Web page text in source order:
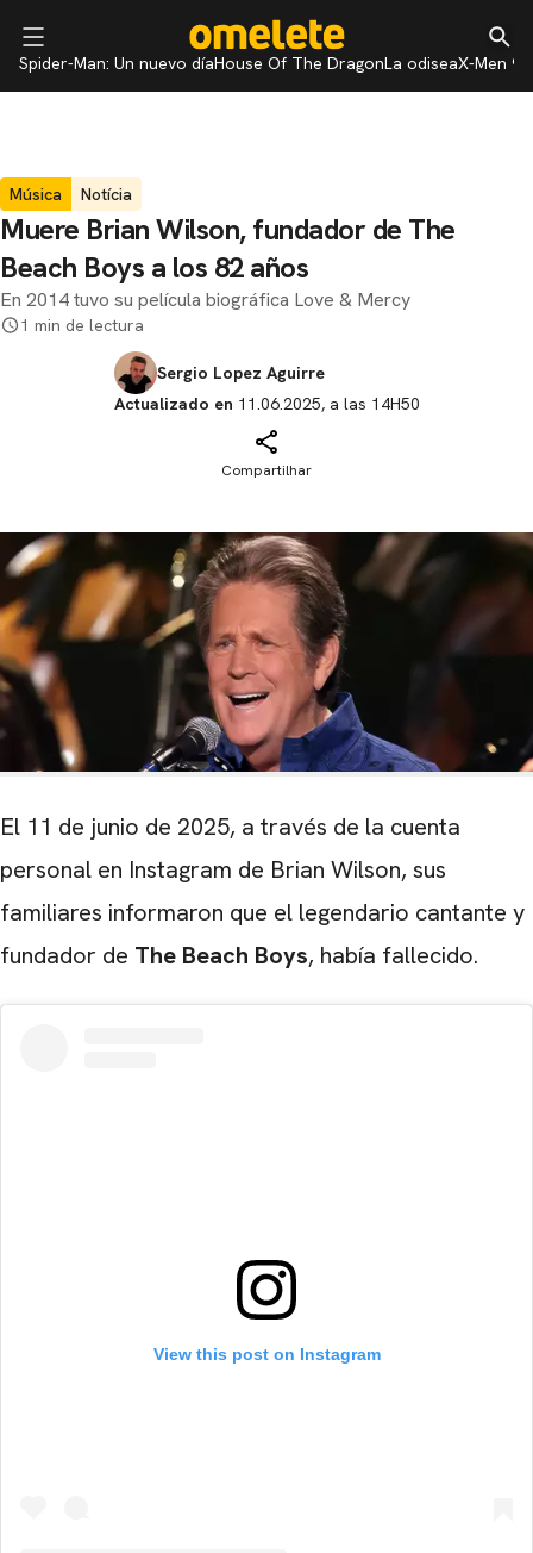
Spider-Man: Un nuevo díaHouse Of The DragonLa odiseaX-Men 97
Música Notícia
Muere Brian Wilson, fundador de The
Beach Boys a los 82 años
En 2014 tuvo su película biográfica Love & Mercy
1 min de lectura
Sergio Lopez Aguirre
Actualizado en 11.06.2025, a las 14H50
Compartilhar
El 11 de junio de 2025, a través de la cuenta
personal en Instagram de Brian Wilson, sus
familiares informaron que el legendario cantante y
fundador de The Beach Boys, había fallecido.
View this post on Instagram